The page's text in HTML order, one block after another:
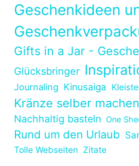
Geschenkideen
Gifts in a Jar -
Glücksbringer
Journaling Kinusaiga
Kränze selber machen
Nachhaltig basteln One
Rund um den Urlaub
Tolle Webseiten Zitate